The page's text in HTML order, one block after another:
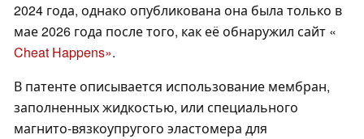
2024 года, однако опубликована она была только в
мае 2026 года после того, как её обнаружил сайт «
Cheat Happens».
В патенте описывается использование мембран,
заполненных жидкостью, или специального
магнито-вязкоупругого эластомера для